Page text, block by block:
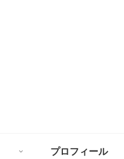
プロフィール